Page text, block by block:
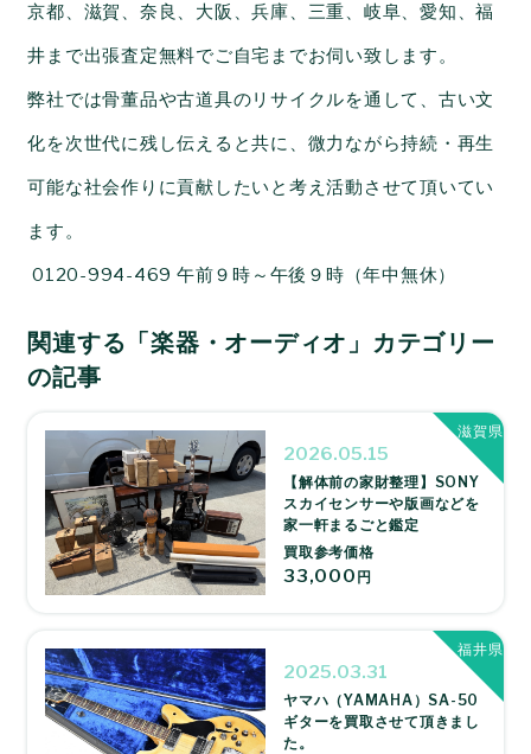
京都、滋賀、奈良、大阪、兵庫、三重、岐阜、愛知、福
井まで出張査定無料でご自宅までお伺い致します。
弊社では骨董品や古道具のリサイクルを通して、古い文
化を次世代に残し伝えると共に、微力ながら持続・再生
可能な社会作りに貢献したいと考え活動させて頂いてい
ます。
0120-994-469 午前９時～午後９時（年中無休）
関連する「楽器・オーディオ」カテゴリー
の記事
2026.05.15
【解体前の家財整理】SONY
スカイセンサーや版画などを
家一軒まるごと鑑定
買取参考価格
33,000 円
滋賀県
2025.03.31
ヤマハ（YAMAHA）SA-50
ギターを買取させて頂きまし
た。
福井県